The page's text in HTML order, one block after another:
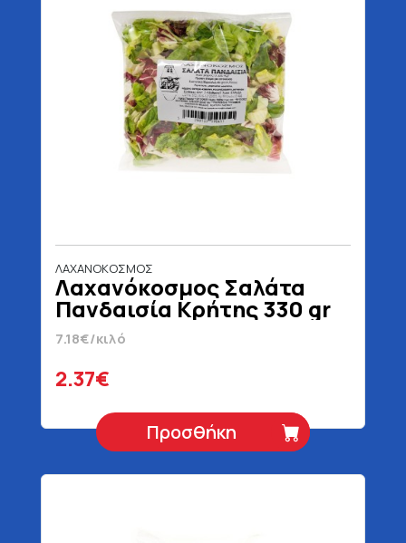
ΛΑΧΑΝΟΚΟΣΜΟΣ
Λαχανόκοσμος Σαλάτα
Πανδαισία Κρήτης 330 gr
7.18€/κιλό
2.37€
Προσθήκη